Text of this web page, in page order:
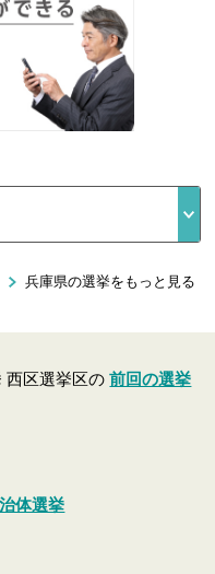
兵庫県の選挙をもっと見る
西区選挙区の前回の選挙
体選挙